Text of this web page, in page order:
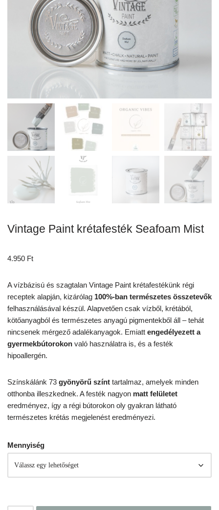
Vintage Paint krétafesték Seafoam Mist
4.950 Ft
A vízbázisú és szagtalan Vintage Paint krétafestékünk régi
receptek alapján, kizárólag 100%-ban természetes összetevők
felhasználásával készül. Alapvetően csak vízből, krétából,
kötőanyagból és természetes anyagú pigmentekből áll – tehát
nincsenek mérgező adalékanyagok. Emiatt engedélyezett a
gyermekbútorokon való használatra is, és a festék
hipoallergén.
Színskálánk 73 gyönyörű színt tartalmaz, amelyek minden
otthonba illeszkednek. A festék nagyon matt felületet
eredményez, így a régi bútorokon oly gyakran látható
természetes krétás megjelenést eredményezi.
Mennyiség